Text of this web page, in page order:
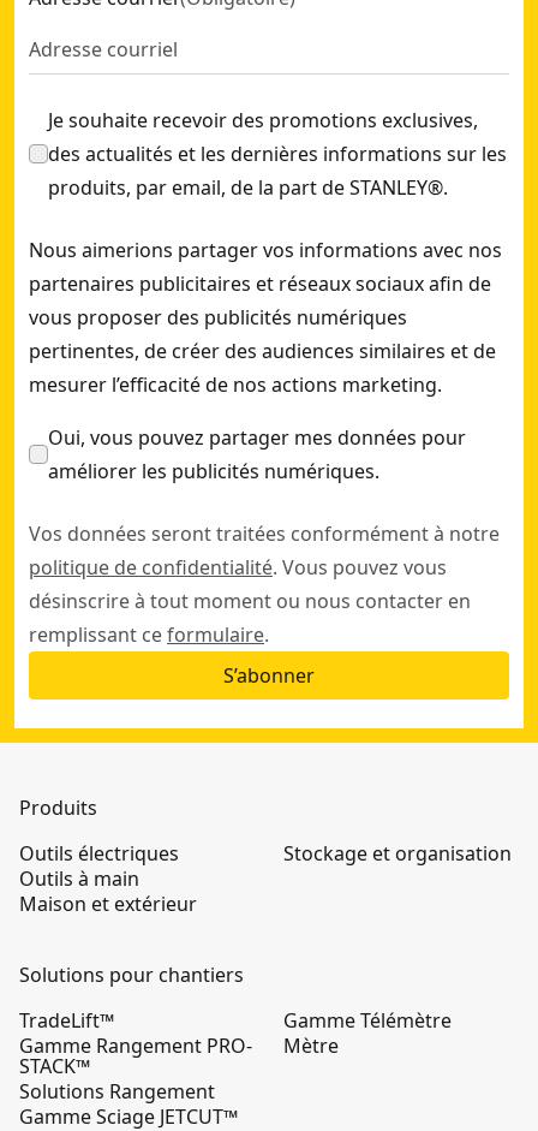
mouvement dans les applications de vissage difficiles.
dans tous les environnements de travail.
Dimensions compactes : elles permettent un transport
et un stockage faciles. pas d'espace perdu à l'intérieur
ensemble compact.
Loquets PRO-STACK™ : pour une solution de stockage
efficace. accrochez entre eux les boîtiers PRO-STACK™
de toute taille. compatible avec la gamme
d'accessoires pour outils électriques STANLEY®
FATMAX®
Large assortiment 18 pièces : 1x cliquet bi-matière 3/8''
-11 -12 -13 -14 -15 -16 -17 -18 -19 mm, 1x rallonge 3/8'' :
7,62 cm, 1x cardan universel 3/8''
Je souhaite recevoir des promotions exclusives,
des actualités et les dernières informations sur les
produits, par email, de la part de STANLEY®.
Nous aimerions partager vos informations avec nos
partenaires publicitaires et réseaux sociaux afin de
vous proposer des publicités numériques
pertinentes, de créer des audiences similaires et de
mesurer l’efficacité de nos actions marketing.
Oui, vous pouvez partager mes données pour
améliorer les publicités numériques.
Vos données seront traitées conformément à notre
politique de confidentialité. Vous pouvez vous
désinscrire à tout moment ou nous contacter en
remplissant ceformulaire.
S’abonner
Produits
Outils électriques
Outils à main
Maison et extérieur
Stockage et organisation
Solutions pour chantiers
TradeLift™
Gamme Rangement PRO-
STACK™
Solutions Rangement
Gamme Sciage JETCUT™
Gamme Télémètre
Mètre